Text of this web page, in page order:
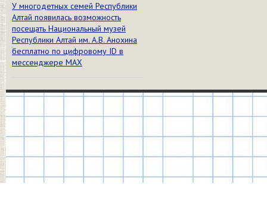
У многодетных семей Республики
Алтай появилась возможность
посещать Национальный музей
Республики Алтай им. А.В. Анохина
бесплатно по цифровому ID в
мессенджере МАХ